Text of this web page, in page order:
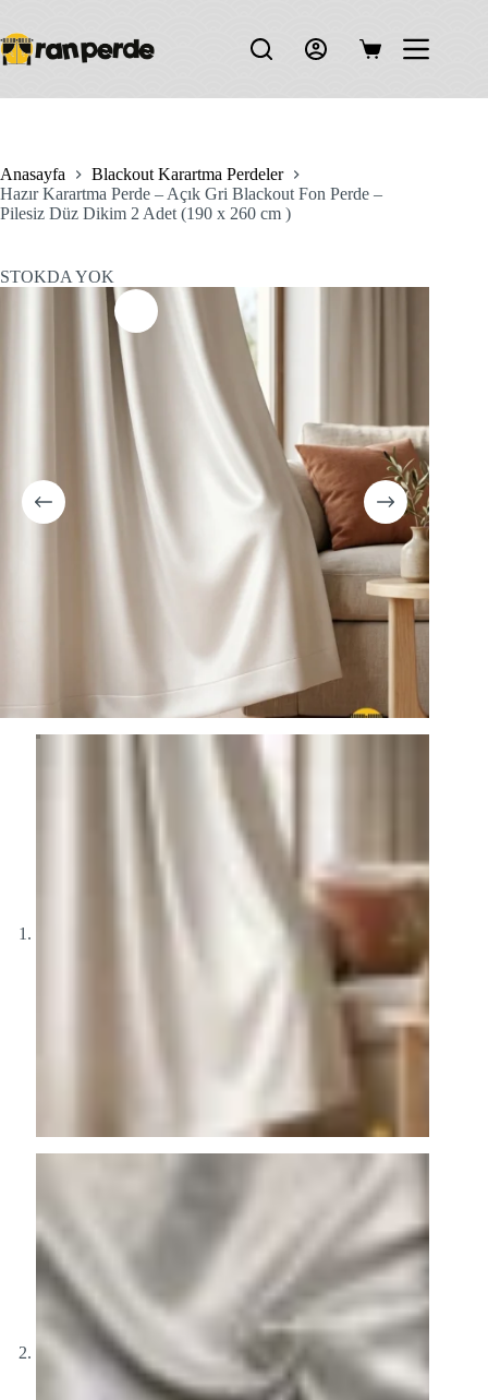
content
Shopping
Anasayfa
Blackout Karartma Perdeler
Hazır Karartma Perde – Açık Gri Blackout Fon Perde –
Pilesiz Düz Dikim 2 Adet (190 x 260 cm )
STOKDA YOK